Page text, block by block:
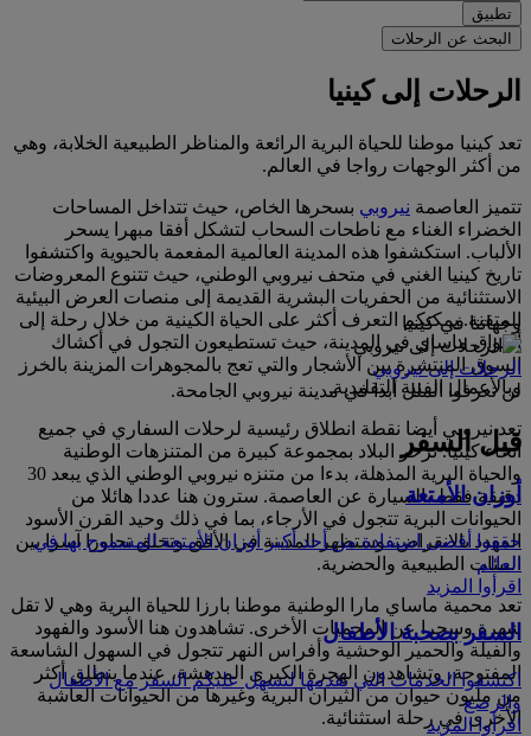
تطبيق
البحث عن الرحلات
الرحلات إلى كينيا
تعد كينيا موطنا للحياة البرية الرائعة والمناظر الطبيعية الخلابة، وهي
من أكثر الوجهات رواجا في العالم.
تتميز العاصمة نيروبي بسحرها الخاص، حيث تتداخل المساحات
الخضراء الغناء مع ناطحات السحاب لتشكل أفقا مبهرا يسحر
الألباب. استكشفوا هذه المدينة العالمية المفعمة بالحيوية واكتشفوا
تاريخ كينيا الغني في متحف نيروبي الوطني، حيث تتنوع المعروضات
الاستثنائية من الحفريات البشرية القديمة إلى منصات العرض البيئية
المتقنة. يمكنكم التعرف أكثر على الحياة الكينية من خلال رحلة إلى
أسواق ماساي في المدينة، حيث تستطيعون التجول في أكشاك
السوق المنتشرة بين الأشجار والتي تعج بالمجوهرات المزينة بالخرز
وبالأعمال الفنية التقليدية.
تعد نيروبي أيضا نقطة انطلاق رئيسية لرحلات السفاري في جميع
أنحاء كينيا. تزخر البلاد بمجموعة كبيرة من المتنزهات الوطنية
والحياة البرية المذهلة، بدءا من متنزه نيروبي الوطني الذي يبعد 30
دقيقة فقط بالسيارة عن العاصمة. سترون هنا عددا هائلا من
الحيوانات البرية تتجول في الأرجاء، بما في ذلك وحيد القرن الأسود
المهدد بالانقراض، وستظهر المدينة في الأفق وتخلق تجاورا آسرا بين
البيئات الطبيعية والحضرية.
تعد محمية ماساي مارا الوطنية موطنا بارزا للحياة البرية وهي لا تقل
شهرة وسحرا عن المحميات الأخرى. تشاهدون هنا الأسود والفهود
والفيلة والحمير الوحشية وأفراس النهر تتجول في السهول الشاسعة
المفتوحة، وتشاهدون الهجرة الكبرى المدهشة، عندما ينطلق أكثر
من مليون حيوان من الثيران البرية وغيرها من الحيوانات العاشبة
الأخرى في رحلة استثنائية.
وجهاتنا في كينيا
الرحلات إلى نيروبي
لن تعرفوا الملل أبدا في مدينة نيروبي الجامحة.
قبل السفر
أوزان الأمتعة
حققوا أقصى استفادة من أحد أكبر أوزان الأمتعة المسموح بها في
العالم
اقرأوا المزيد
السفر بصحبة الأطفال
اكتشفوا الخدمات التي نقدمها لنسهل عليكم السفر مع الأطفال
والرضع
اقرأوا المزيد